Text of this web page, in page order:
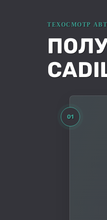
01